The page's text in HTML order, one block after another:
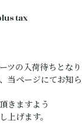
tax
ツの入荷待ちとなり
当ページにてお知ら
きますよう
上げます。